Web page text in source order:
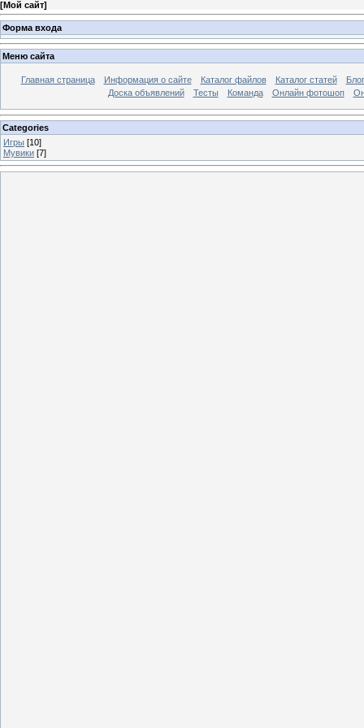
[Мой сайт]
Форма входа
Меню сайта
Главная страница Информация о сайте Каталог файлов Каталог статей
Блог
Доска объявлений
Тесты Команда Онлайн фотошоп
Categories
Игры [10]
Мувики [7]